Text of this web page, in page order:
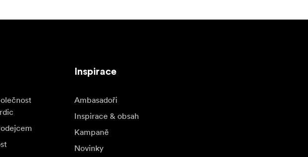
Inspirace
Ambasadoři
Inspirace & obsah
Kampaně
Novinky